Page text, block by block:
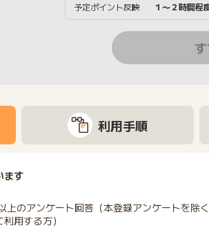
予定ポイント反映
１〜２時間程
利用手順
ます
のアンケート回答（本登録アンケートを除く
用する方）